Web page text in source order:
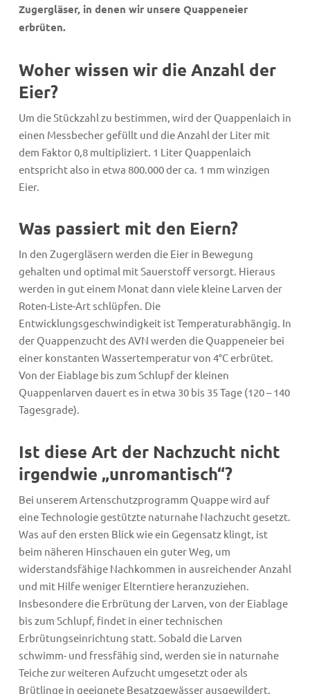
Zugergläser, in denen wir unsere Quappeneier
erbrüten.
Woher wissen wir die Anzahl der
Eier?
Um die Stückzahl zu bestimmen, wird der Quappenlaich in
einen Messbecher gefüllt und die Anzahl der Liter mit
dem Faktor 0,8 multipliziert. 1 Liter Quappenlaich
entspricht also in etwa 800.000 der ca. 1 mm winzigen
Eier.
Was passiert mit den Eiern?
In den Zugergläsern werden die Eier in Bewegung
gehalten und optimal mit Sauerstoff versorgt. Hieraus
werden in gut einem Monat dann viele kleine Larven der
Roten-Liste-Art schlüpfen. Die
Entwicklungsgeschwindigkeit ist Temperaturabhängig. In
der Quappenzucht des AVN werden die Quappeneier bei
einer konstanten Wassertemperatur von 4°C erbrütet.
Von der Eiablage bis zum Schlupf der kleinen
Quappenlarven dauert es in etwa 30 bis 35 Tage (120 – 140
Tagesgrade).
Ist diese Art der Nachzucht nicht
irgendwie „unromantisch“?
Bei unserem Artenschutzprogramm Quappe wird auf
eine Technologie gestützte naturnahe Nachzucht gesetzt.
Was auf den ersten Blick wie ein Gegensatz klingt, ist
beim näheren Hinschauen ein guter Weg, um
widerstandsfähige Nachkommen in ausreichender Anzahl
und mit Hilfe weniger Elterntiere heranzuziehen.
Insbesondere die Erbrütung der Larven, von der Eiablage
bis zum Schlupf, findet in einer technischen
Erbrütungseinrichtung statt. Sobald die Larven
schwimm- und fressfähig sind, werden sie in naturnahe
Teiche zur weiteren Aufzucht umgesetzt oder als
Brütlinge in geeignete Besatzgewässer ausgewildert.